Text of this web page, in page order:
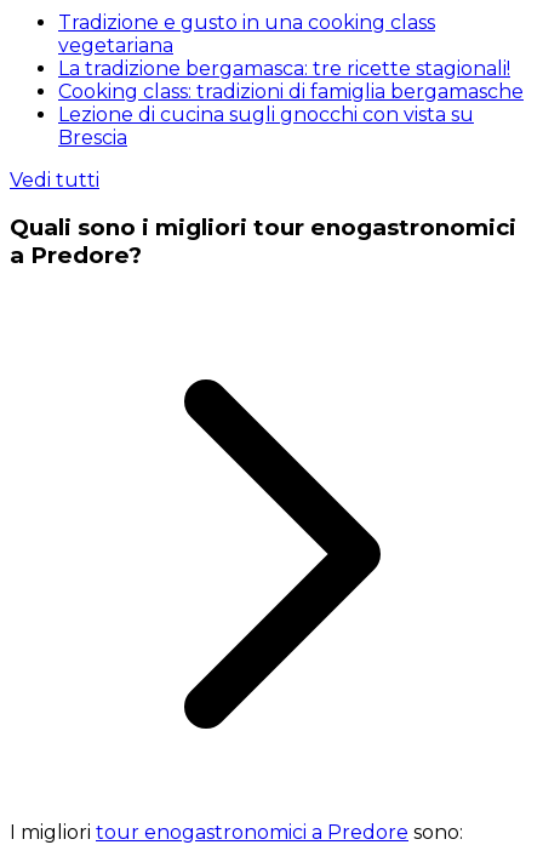
Tradizione e gusto in una cooking class
vegetariana
La tradizione bergamasca: tre ricette stagionali!
Cooking class: tradizioni di famiglia bergamasche
Lezione di cucina sugli gnocchi con vista su
Brescia
Vedi tutti
Quali sono i migliori tour enogastronomici
a Predore?
I migliori tour enogastronomici a Predore sono: